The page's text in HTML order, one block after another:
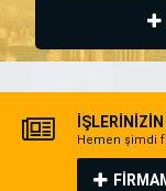
Hemen şimdi